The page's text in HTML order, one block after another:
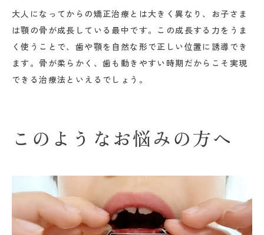
大人になってからの矯正治療とは大きく異なり、お子さま
は顎の骨が成長している最中です。この成長する力をうま
く使うことで、歯や顎を自然な形で正しい位置に誘導でき
ます。骨が柔らかく、歯も動きやすい時期だからこそ実現
できる治療法といえるでしょう。
このようなお悩みの方へ